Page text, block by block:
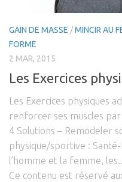
Cross-Fit
Natation
Vélo / Cyclisme
Post Grossesse
Perte de poids /
Remise en Forme
Gain de Masse /
GAIN DE MASSE /MINCIR AU
FORME
2 MAR, 2015
Les Exercices
Les Exercices physiques
renforcer ses muscles
4 Solutions – Remodeler
physique/sportive :
l’homme et la femme,
Ce contenu est réservé